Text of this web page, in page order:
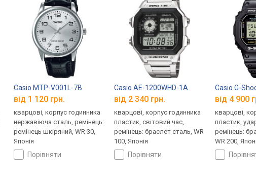
Casio MTP-V001L-7B
від 1 120 грн.
кварцові, корпус годинника
нержавіюча сталь, ремінець:
ремінець шкіряний, WR 30,
Японія
порівняти
Casio AE-1200WHD-1A
від 2 340 грн.
кварцові, корпус годинника
пластик, світовий час,
ремінець: браслет сталь, WR
100, Японія
порівняти
Casio G-
від 4 900
кварцові,
пластик,
ремінець:
WR 200,